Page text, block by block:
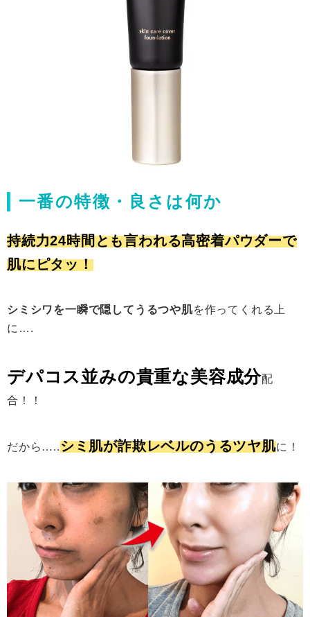
一番の特徴・良さは何か
持続力24時間とも言われる高密着パウダーで
肌にピタッ！
シミシワを一瞬で隠してうるつや肌を作ってくれる上
に….
デパコス並みの貴重な美容成分配
合！！
だから…..シミ肌が詐欺レベルのうるツヤ肌に！